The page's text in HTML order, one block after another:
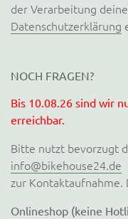
der Verarbeitung
Datenschutzerklärung
NOCH FRAGEN?
Bis 10.08.26 sind wir
erreichbar.
Bitte nutzt bevorzugt
info@bikehouse24.de
zur Kontaktaufnahme.
Onlineshop (keine